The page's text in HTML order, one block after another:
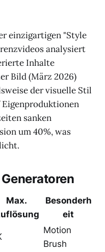
einzigartigen "Style
analysiert
Inhalte
Bild (März 2026)
der visuelle Stil
Eigenproduktionen
sanken
um 40%, was
Max.
Besonderh
eit
Motion
Brush